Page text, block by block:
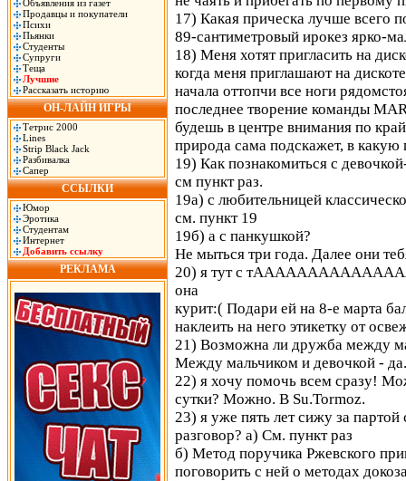
Объявления из газет
Продавцы и покупатели
Психи
Пьянки
Студенты
Супруги
Теща
Лучшие
Рассказать историю
ОН-ЛАЙН ИГРЫ
Тетрис 2000
Lines
Strip Black Jack
Разбивалка
Сапер
ССЫЛКИ
Юмор
Эротика
Студентам
Интернет
Добавить ссылку
РЕКЛАМА
17) Какая прическа лучше всего
89-сантиметровый ирокез ярко-
18) Меня хотят пригласить на
когда меня приглашают на
начала оттопчи все ноги
последнее творение команды
будешь в центре внимания по
природа сама подскажет, в какую
19) Как познакомиться с
см пункт раз.
19а) с любительницей
см. пункт 19
19б) а с панкушкой?
Не мыться три года. Далее они
20) я тут с
она
курит:( Подари ей на 8-е марта
наклеить на него этикетку от
21) Возможна ли дружба между
Между мальчиком и девочкой - да.
22) я хочу помочь всем сразу!
сутки? Можно. В Su.Тоrmоz.
23) я уже пять лет сижу за
разговор? а) См. пункт раз
б) Метод поручика Ржевского
поговорить с ней о методах